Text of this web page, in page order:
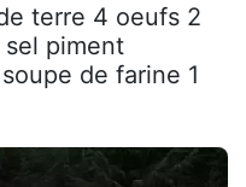
terre 4 oeufs 2
piment
de farine 1